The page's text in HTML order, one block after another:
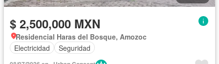
$ 2,500,000 MXN
Residencial Haras del Bosque, Amozoc
Electricidad
Seguridad